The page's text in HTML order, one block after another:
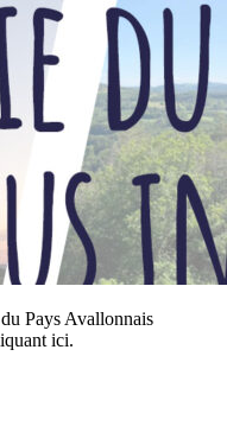
Pays Avallonnais
ici.